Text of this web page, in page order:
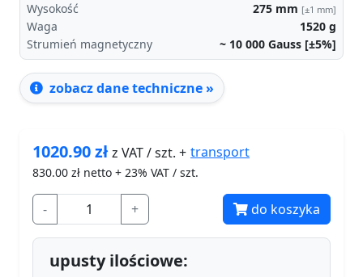
Wysokość 275 mm [±1 mm]
Waga 1520 g
Strumień magnetyczny
~ 10 000 Gauss [±5%]
zobacz dane techniczne »
1020.90złz VAT / szt. + transport
830.00 zł netto + 23% VAT / szt.
- + do koszyka
upusty ilościowe: